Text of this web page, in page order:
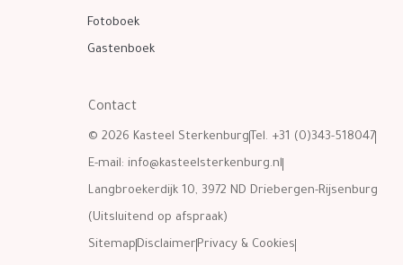
Fotoboek
Gastenboek
Contact
© 2026 Kasteel Sterkenburg Tel. +31 (0)343-518047
E-mail: info@kasteelsterkenburg.nl
Langbroekerdijk 10, 3972 ND Driebergen-Rijsenburg
(Uitsluitend op afspraak)
Sitemap Disclaimer Privacy & Cookies